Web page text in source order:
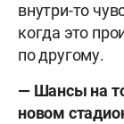
внутри-то
когда это
по другому.
— Шансы на
новом